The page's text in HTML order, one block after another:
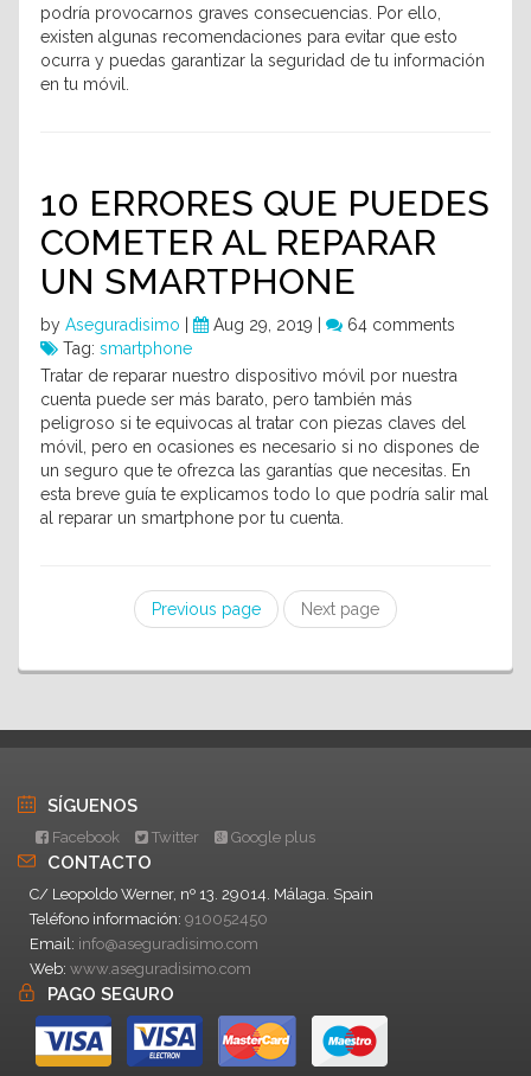
podría provocarnos graves consecuencias. Por ello,
existen algunas recomendaciones para evitar que esto
ocurra y puedas garantizar la seguridad de tu información
en tu móvil.
10 ERRORES QUE PUEDES
COMETER AL REPARAR
UN SMARTPHONE
by Aseguradisimo Aug 29, 2019 |
64 comments
Tag: smartphone
Tratar de reparar nuestro dispositivo móvil por nuestra
cuenta puede ser más barato, pero también más
peligroso si te equivocas al tratar con piezas claves del
móvil, pero en ocasiones es necesario si no dispones de
un seguro que te ofrezca las garantías que necesitas. En
esta breve guía te explicamos todo lo que podría salir mal
al reparar un smartphone por tu cuenta.
Previous page Next page
SÍGUENOS
Facebook Twitter Google plus
CONTACTO
C/ Leopoldo Werner, nº 13. 29014. Málaga. Spain
Teléfono información: 910052450
Email: info@aseguradisimo.com
Web: www.aseguradisimo.com
PAGO SEGURO